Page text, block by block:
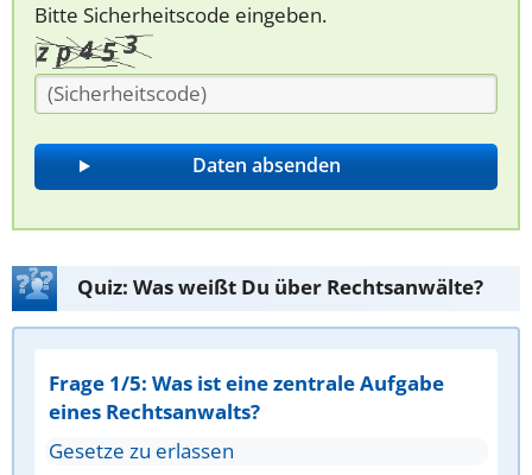
Bitte Sicherheitscode eingeben.
Quiz: Was weißt Du über Rechtsanwälte?
Frage 1/5: Was ist eine zentrale Aufgabe
eines Rechtsanwalts?
Gesetze zu erlassen